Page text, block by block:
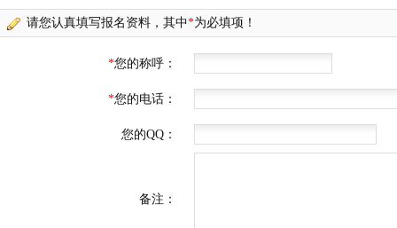
请您认真填写报名资料，其中*为必填项！
*您的称呼：
*您的电话：
您的QQ：
备注：